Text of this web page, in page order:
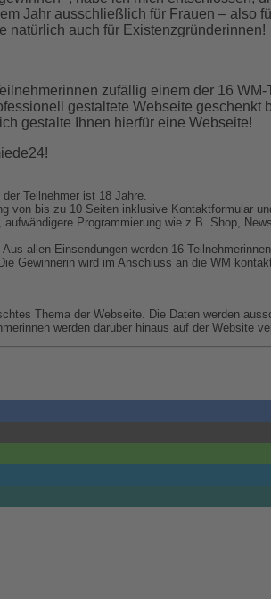
Jahr ausschließlich für Frauen – also
natürlich auch für Existenzgründerinnen!
zufällig einem der 16 WM-
gestaltete Webseite geschenkt
gestalte Ihnen hierfür eine Webseite!
Teilnehmer ist 18 Jahre.
von bis zu 10 Seiten inklusive Kontaktformular
Programmierung wie z.B. Shop,
allen Einsendungen werden 16
Gewinnerin wird im Anschluss an die WM
Thema der Webseite. Die Daten werden
werden darüber hinaus auf der Website